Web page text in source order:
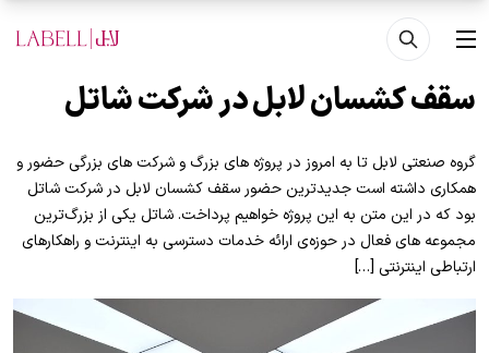
رفتن به محتوای اصلی
منو
سقف کشسان لابل در شرکت شاتل
گروه صنعتی لابل تا به امروز در پروژه های بزرگ و شرکت های بزرگی حضور و
همکاری داشته است جدیدترین حضور سقف کشسان لابل در شرکت شاتل
بود که در این متن به این پروژه خواهیم پرداخت. شاتل یکی از بزرگ‌ترین
مجموعه‌ های فعال در حوزه‌ی ارائه خدمات دسترسی به اینترنت و راهکارهای
ارتباطی اینترنتی […]